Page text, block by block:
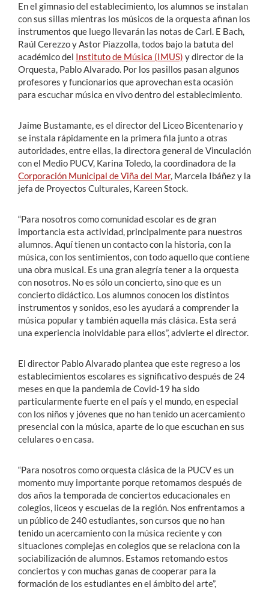
En el gimnasio del establecimiento, los alumnos se instalan
con sus sillas mientras los músicos de la orquesta afinan los
instrumentos que luego llevarán las notas de Carl. E Bach,
Raúl Cerezzo y Astor Piazzolla, todos bajo la batuta del
académico del Instituto de Música (IMUS) y director de la
Orquesta, Pablo Alvarado. Por los pasillos pasan algunos
profesores y funcionarios que aprovechan esta ocasión
para escuchar música en vivo dentro del establecimiento.
Jaime Bustamante, es el director del Liceo Bicentenario y
se instala rápidamente en la primera fila junto a otras
autoridades, entre ellas, la directora general de Vinculación
con el Medio PUCV, Karina Toledo, la coordinadora de la
Corporación Municipal de Viña del Mar, Marcela Ibáñez y la
jefa de Proyectos Culturales, Kareen Stock.
“Para nosotros como comunidad escolar es de gran
importancia esta actividad, principalmente para nuestros
alumnos. Aquí tienen un contacto con la historia, con la
música, con los sentimientos, con todo aquello que contiene
una obra musical. Es una gran alegría tener a la orquesta
con nosotros. No es sólo un concierto, sino que es un
concierto didáctico. Los alumnos conocen los distintos
instrumentos y sonidos, eso les ayudará a comprender la
música popular y también aquella más clásica. Esta será
una experiencia inolvidable para ellos”, advierte el director.
El director Pablo Alvarado plantea que este regreso a los
establecimientos escolares es significativo después de 24
meses en que la pandemia de Covid-19 ha sido
particularmente fuerte en el país y el mundo, en especial
con los niños y jóvenes que no han tenido un acercamiento
presencial con la música, aparte de lo que escuchan en sus
celulares o en casa.
“Para nosotros como orquesta clásica de la PUCV es un
momento muy importante porque retomamos después de
dos años la temporada de conciertos educacionales en
colegios, liceos y escuelas de la región. Nos enfrentamos a
un público de 240 estudiantes, son cursos que no han
tenido un acercamiento con la música reciente y con
situaciones complejas en colegios que se relaciona con la
sociabilización de alumnos. Estamos retomando estos
conciertos y con muchas ganas de cooperar para la
formación de los estudiantes en el ámbito del arte”,